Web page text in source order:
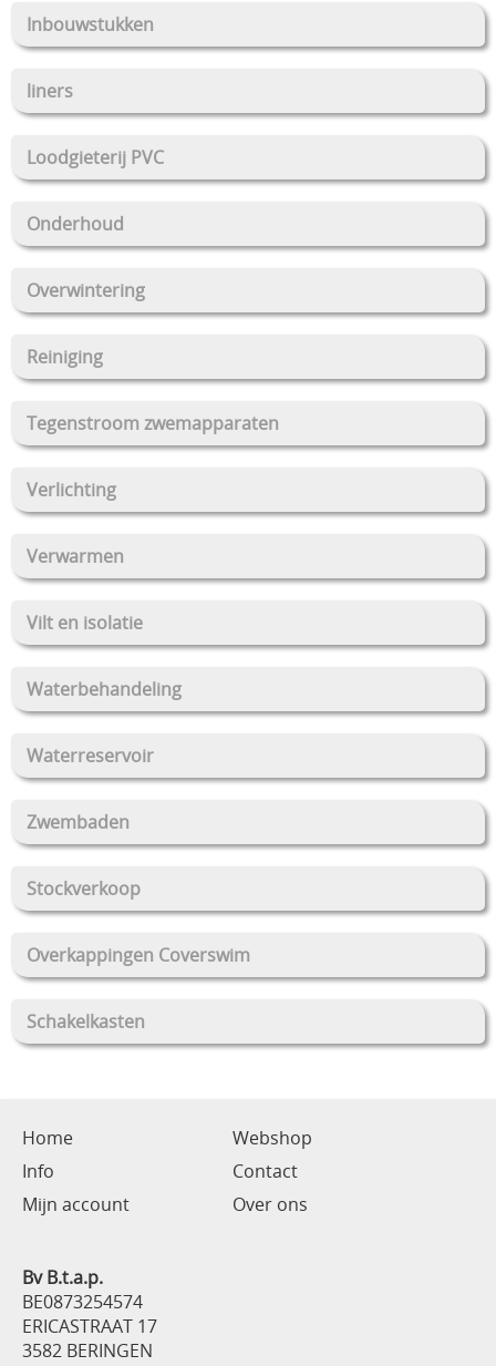
Inbouwstukken
liners
Loodgieterij PVC
Onderhoud
Overwintering
Reiniging
Tegenstroom zwemapparaten
Verlichting
Verwarmen
Vilt en isolatie
Waterbehandeling
Waterreservoir
Zwembaden
Stockverkoop
Overkappingen Coverswim
Schakelkasten
Home
Webshop
Info
Contact
Mijn account
Over ons
Bv B.t.a.p.
BE0873254574
ERICASTRAAT 17
3582 BERINGEN